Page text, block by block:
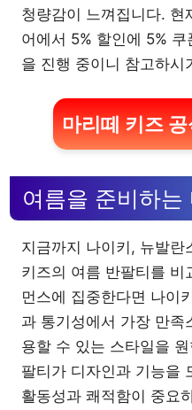
청량감이 느껴집니다. 현
어에서 5% 할인에 5%
을 진행 중이니 참고하시
마리떼 키즈
여름을 준비하는
지금까지 나이키, 뉴발란
키즈의 여름 반팔티를 비
먼스에 집중한다면 나이
과 통기성에서 가장 만
용할 수 있는 스타일을
팔티가 디자인과 기능을
활동성과 쾌적함이 중요